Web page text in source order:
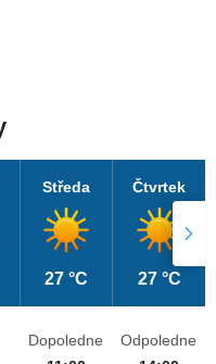
Středa
27 °C
Čtvrtek
27 °C
Dopoledne
Odpoledne